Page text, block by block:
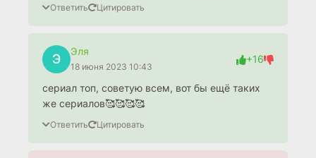
Ответить Цитировать
Э
Эля
18 июня 2023 10:43
+16
сериал топ, советую всем, вот бы ещё таких
же сериалов🥰🥰🥰🥰
Ответить Цитировать